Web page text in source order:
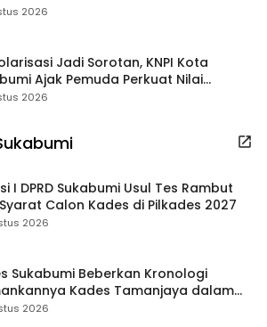
Dikebut
2026
Jadi Sorotan, KNPI Kota
Ajak Pemuda Perkuat Nilai
2026
I DPRD Sukabumi Usul Tes Rambut
Calon Kades di Pilkades 2027
2026
Sukabumi Beberkan Kronologi
Kades Tamanjaya dalam
Sabu
2026